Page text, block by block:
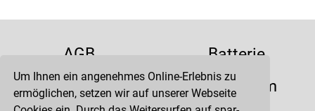
Um Ihnen ein angenehmes Online-Erlebnis zu
ermöglichen, setzen wir auf unserer Webseite
AGB
Batterie
Datenschutz
Impressum